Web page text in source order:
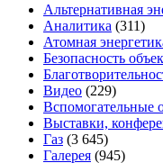
Альтернативная
Аналитика (311)
Атомная
Безопасность
Видео (229)
Вспомогательные
Выставки,
Газ (3 645)
Галерея (945)